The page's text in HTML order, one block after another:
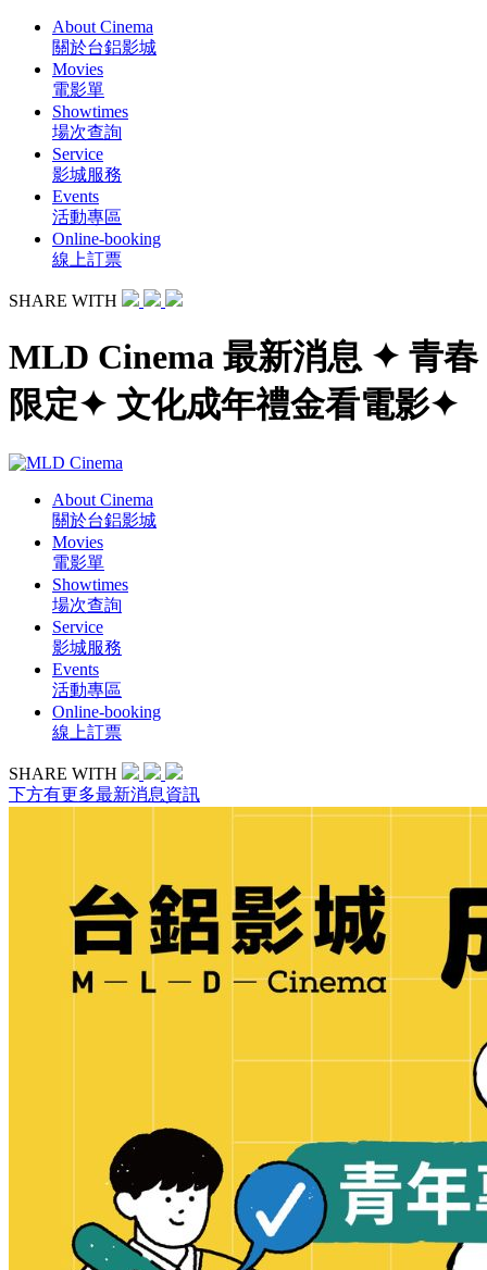
About Cinema
關於台鋁影城
Movies
電影單
Showtimes
場次查詢
Service
影城服務
Events
活動專區
Online-booking
線上訂票
SHARE WITH
MLD Cinema 最新消息 ✦ 青春
限定✦ 文化成年禮金看電影✦
About Cinema
關於台鋁影城
Movies
電影單
Showtimes
場次查詢
Service
影城服務
Events
活動專區
Online-booking
線上訂票
SHARE WITH
下方有更多最新消息資訊